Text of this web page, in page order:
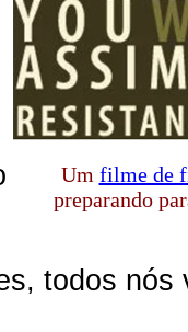
Um filme de
preparando
todos nós